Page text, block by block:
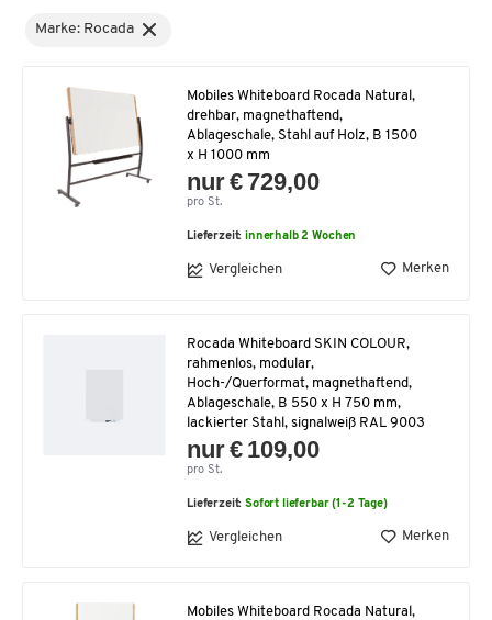
Marke: Rocada
Mobiles Whiteboard Rocada Natural,
drehbar, magnethaftend,
Ablageschale, Stahl auf Holz, B 1500
x H 1000 mm
nur € 729,00
pro St.
Lieferzeit:innerhalb 2 Wochen
Vergleichen Merken
Rocada Whiteboard SKIN COLOUR,
rahmenlos, modular,
Hoch-/Querformat, magnethaftend,
Ablageschale, B 550 x H 750 mm,
lackierter Stahl, signalweiß RAL 9003
nur € 109,00
pro St.
Lieferzeit:Sofort lieferbar (1-2 Tage)
Vergleichen Merken
Mobiles Whiteboard Rocada Natural,